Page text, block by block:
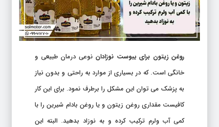
روغن زیتون برای یبوست نوزادان نوعی درمان طبیعی و
خانگی است. که در بسیاری از موارد به راحتی و بدون نیاز
به پزشک می توان این مشکل را برطرف نمود. برای این کار
کافیست مقداری روغن زیتون و یا روغن بادام شیرین را با
کمی آب ولرم ترکیب کرده و به نوزاد بدهید. البته این